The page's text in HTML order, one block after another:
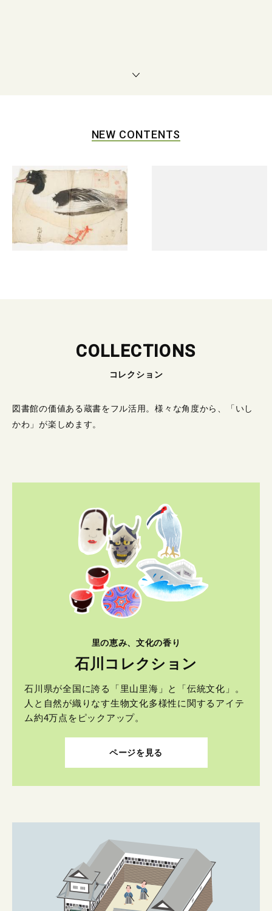
NEW CONTENTS
COLLECTIONS
コレクション
図書館の価値ある蔵書をフル活用。様々な角度から、「いし
かわ」が楽しめます。
里の恵み、文化の香り
石川コレクション
石川県が全国に誇る「里山里海」と「伝統文化」。
人と自然が織りなす生物文化多様性に関するアイテ
ム約4万点をピックアップ。
ページを見る